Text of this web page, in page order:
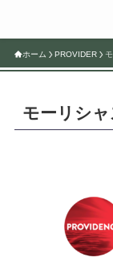
ホーム PROVIDER
モーリシャ